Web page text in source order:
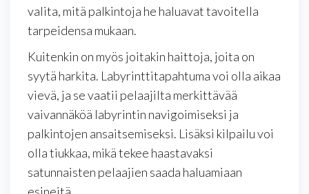
valita, mitä palkintoja he haluavat tavoitella
tarpeidensa mukaan.
Kuitenkin on myös joitakin haittoja, joita on
syytä harkita. Labyrinttitapahtuma voi olla aikaa
vievä, ja se vaatii pelaajilta merkittävää
vaivannäköä labyrintin navigoimiseksi ja
palkintojen ansaitsemiseksi. Lisäksi kilpailu voi
olla tiukkaa, mikä tekee haastavaksi
satunnaisten pelaajien saada haluamiaan